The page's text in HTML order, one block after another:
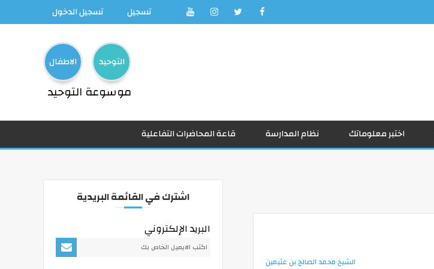
تسجيل تسجيل الدخول
التوحيد الاطفال
موسوعة التوحيد
اختبر معلوماتك نظام المدارسة قاعة المحاضرات التفاعلية
الشيخ محمد الصالح بن عثيمين
اشترك في القائمة البريدية
البريد الإلكتروني